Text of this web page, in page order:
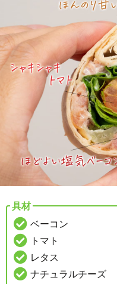
具材
ベーコン
トマト
レタス
ナチュラルチーズ